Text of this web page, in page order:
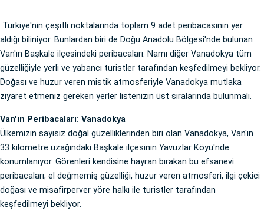
Türkiye'nin çeşitli noktalarında toplam 9 adet peribacasının yer
aldığı biliniyor. Bunlardan biri de Doğu Anadolu Bölgesi'nde bulunan
Van'ın Başkale ilçesindeki peribacaları. Namı diğer Vanadokya tüm
güzelliğiyle yerli ve yabancı turistler tarafından keşfedilmeyi bekliyor.
Doğası ve huzur veren mistik atmosferiyle Vanadokya mutlaka
ziyaret etmeniz gereken yerler listenizin üst sıralarında bulunmalı.
Van'ın Peribacaları: Vanadokya
Ülkemizin sayısız doğal güzelliklerinden biri olan Vanadokya, Van'ın
33 kilometre uzağındaki Başkale ilçesinin Yavuzlar Köyü'nde
konumlanıyor. Görenleri kendisine hayran bırakan bu efsanevi
peribacaları; el değmemiş güzelliği, huzur veren atmosferi, ilgi çekici
doğası ve misafirperver yöre halkı ile turistler tarafından
keşfedilmeyi bekliyor.